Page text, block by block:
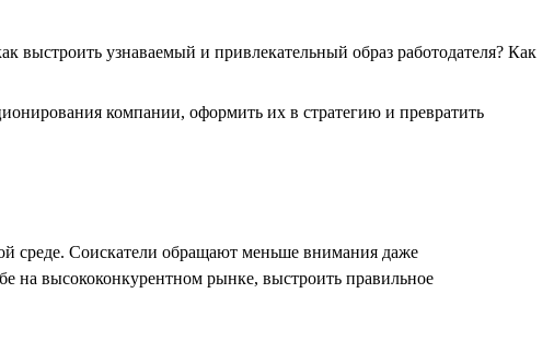
выстроить узнаваемый и привлекательный образ работодателя? Как
компании, оформить их в стратегию и превратить
среде. Соискатели обращают меньше внимания даже
на высококонкурентном рынке, выстроить правильное